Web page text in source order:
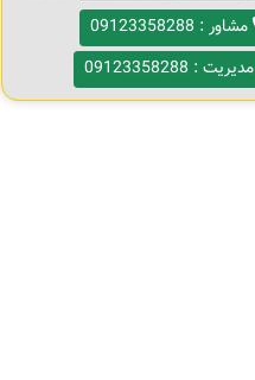
مشاور : 09123358288
مدیریت : 09123358288